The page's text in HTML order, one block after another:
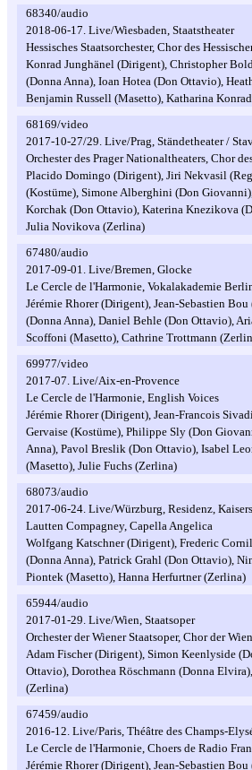
68340/audio
2018-06-17. Live/Wiesbaden, Staatstheater
Hessisches Staatsorchester, Chor des
Konrad Junghänel (Dirigent), Christopher
(Donna Anna), Ioan Hotea (Don Ottavio),
Benjamin Russell (Masetto), Katharina
68169/video
2017-10-27/29. Live/Prag, Ständetheater /
Orchester des Prager Nationaltheaters, Chor
Placido Domingo (Dirigent), Jiri Nekvasil
(Kostüme), Simone Alberghini (Don
Korchak (Don Ottavio), Katerina Knezikova
Julia Novikova (Zerlina)
67480/audio
2017-09-01. Live/Bremen, Glocke
Le Cercle de l'Harmonie, Vokalakademie
Jérémie Rhorer (Dirigent), Jean-Sebastien
(Donna Anna), Daniel Behle (Don Ottavio),
Scoffoni (Masetto), Cathrine Trottmann
69977/video
2017-07. Live/Aix-en-Provence
Le Cercle de l'Harmonie, English Voices
Jérémie Rhorer (Dirigent), Jean-Francois
Gervaise (Kostüme), Philippe Sly (Don
Anna), Pavol Breslik (Don Ottavio), Isabel
(Masetto), Julie Fuchs (Zerlina)
68073/audio
2017-06-24. Live/Würzburg, Residenz,
Lautten Compagney, Capella Angelica
Wolfgang Katschner (Dirigent), Frederic
(Donna Anna), Patrick Grahl (Don Ottavio),
Piontek (Masetto), Hanna Herfurtner (Zerlina)
65944/audio
2017-01-29. Live/Wien, Staatsoper
Orchester der Wiener Staatsoper, Chor der
Adam Fischer (Dirigent), Simon Keenlyside
Ottavio), Dorothea Röschmann (Donna
(Zerlina)
67459/audio
2016-12. Live/Paris, Théâtre des Champs-
Le Cercle de l'Harmonie, Choers de Radio
Jérémie Rhorer (Dirigent), Jean-Sebastien